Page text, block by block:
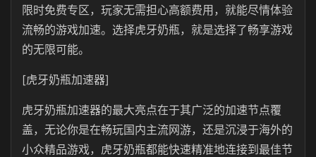
限时免费专区，玩家无需担心高额费用，就能尽情体验
流畅的游戏加速。选择虎牙奶瓶，就是选择了畅享游戏
的无限可能。
[虎牙奶瓶加速器]
虎牙奶瓶加速器的最大亮点在于其广泛的加速节点覆
盖，无论你是在畅玩国内主流网游，还是沉浸于海外的
小众精品游戏，虎牙奶瓶都能快速精准地连接到最佳节